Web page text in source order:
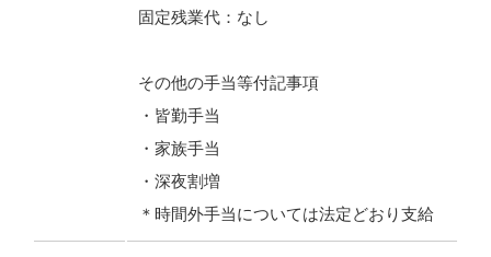
固定残業代：なし
その他の手当等付記事項
・皆勤手当
・家族手当
・深夜割増
＊時間外手当については法定どおり支給